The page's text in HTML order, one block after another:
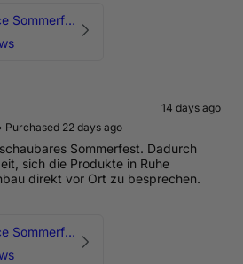
HPerformance Sommerfest 2026
14 days ago
Purchased 22 days ago
Sommerfest. Dadurch
sich die Produkte in Ruhe
direkt vor Ort zu besprechen.
HPerformance Sommerfest 2026